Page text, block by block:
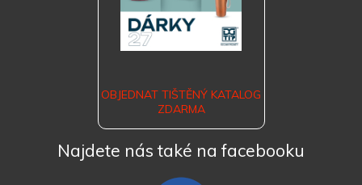
OBJEDNAT TIŠTĚNÝ KATALOG
ZDARMA
Najdete nás také na facebooku